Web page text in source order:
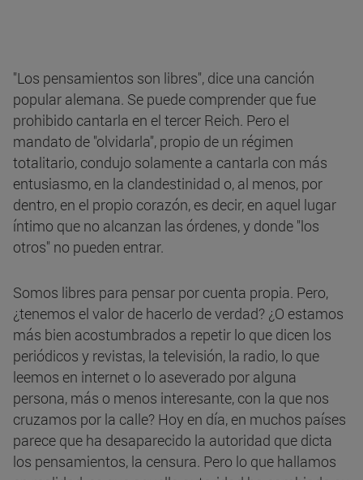
"Los pensamientos son libres", dice una canción
popular alemana. Se puede comprender que fue
prohibido cantarla en el tercer Reich. Pero el
mandato de "olvidarla", propio de un régimen
totalitario, condujo solamente a cantarla con más
entusiasmo, en la clandestinidad o, al menos, por
dentro, en el propio corazón, es decir, en aquel lugar
íntimo que no alcanzan las órdenes, y donde "los
otros" no pueden entrar.
Somos libres para pensar por cuenta propia. Pero,
¿tenemos el valor de hacerlo de verdad? ¿O estamos
más bien acostumbrados a repetir lo que dicen los
periódicos y revistas, la televisión, la radio, lo que
leemos en internet o lo aseverado por alguna
persona, más o menos interesante, con la que nos
cruzamos por la calle? Hoy en día, en muchos países
parece que ha desaparecido la autoridad que dicta
los pensamientos, la censura. Pero lo que hallamos